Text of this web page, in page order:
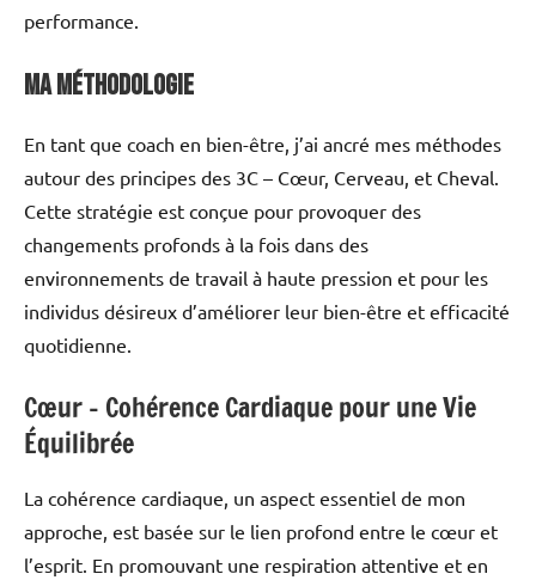
performance.
Ma Méthodologie
En tant que coach en bien-être, j’ai ancré mes méthodes
autour des principes des 3C – Cœur, Cerveau, et Cheval.
Cette stratégie est conçue pour provoquer des
changements profonds à la fois dans des
environnements de travail à haute pression et pour les
individus désireux d’améliorer leur bien-être et efficacité
quotidienne.
Cœur – Cohérence Cardiaque pour une Vie
Équilibrée
La cohérence cardiaque, un aspect essentiel de mon
approche, est basée sur le lien profond entre le cœur et
l’esprit. En promouvant une respiration attentive et en